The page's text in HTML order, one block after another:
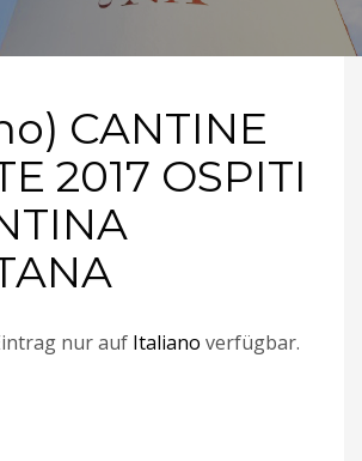
CANTINE
2017 OSPITI
nur auf Italiano verfügbar.